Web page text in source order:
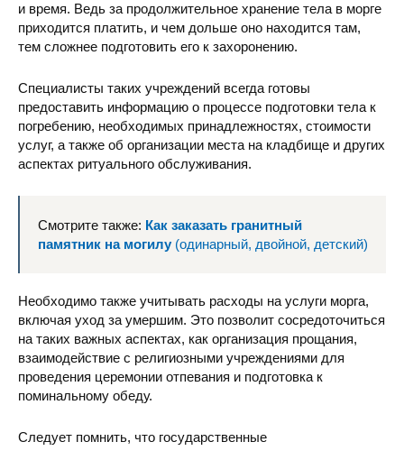
и время. Ведь за продолжительное хранение тела в морге
приходится платить, и чем дольше оно находится там,
тем сложнее подготовить его к захоронению.
Специалисты таких учреждений всегда готовы
предоставить информацию о процессе подготовки тела к
погребению, необходимых принадлежностях, стоимости
услуг, а также об организации места на кладбище и других
аспектах ритуального обслуживания.
Смотрите также: Как заказать гранитный
памятник на могилу (одинарный, двойной, детский)
Необходимо также учитывать расходы на услуги морга,
включая уход за умершим. Это позволит сосредоточиться
на таких важных аспектах, как организация прощания,
взаимодействие с религиозными учреждениями для
проведения церемонии отпевания и подготовка к
поминальному обеду.
Следует помнить, что государственные